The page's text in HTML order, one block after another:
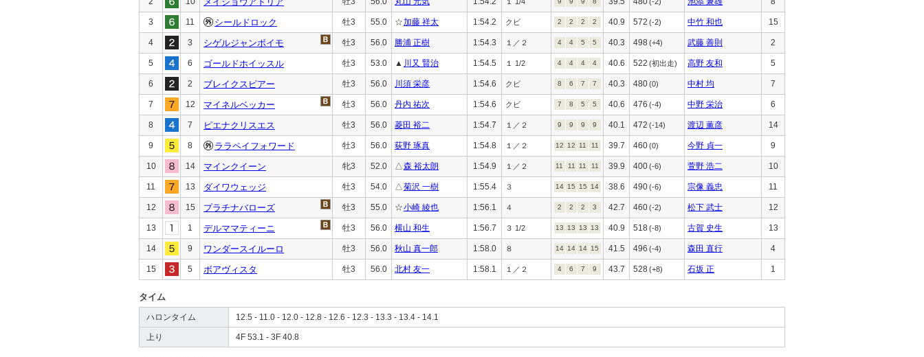
3 11 シールドロック 牡3 55.0 ☆加藤 祥太 1:54.2 クビ 2 2 2 2 40.9 572 (-2) 中竹 和也 15
4 3 シゲルジャンボイモ 牡3 56.0 勝浦 正樹 1:54.3 １／２ 4 4 5 5 40.3 498 (+4) 武藤 善則 2
5 6 ゴールドホイッスル 牡3 53.0 ▲ 川又 賢治 1:54.5 １ 1/2 4 4 4 4 40.6 522 (初出走) 高野 友和 5
6 2 ブレイクスピアー 牡3 56.0 川須 栄彦 1:54.6 クビ 8 6 7 7 40.3 480(0) 中村 均 7
7 12 マイネルベッカー 牡3 56.0 丹内 祐次 1:54.6 クビ 7 8 5 5 40.6 476 (-4) 中野 栄治 6
8 7 ピエナクリスエス 牡3 56.0 菱田 裕二 1:54.7 １／２ 9 9 9 9 40.1 472 (-14) 渡辺 薫彦 14
9 8 ララペイフォワード 牡3 56.0 荻野 琢真 1:54.8 １／２ 12 12 11 11 39.7 460(0) 今野 貞一 9
10 14 マインクイーン 牝3 52.0 △森 裕太朗 1:54.9 １／２ 11 11 11 11 39.9 400(-6) 萱野 浩二 10
11 13 ダイワウェッジ 牡3 54.0 △菊沢 一樹 1:55.4 ３ 14 15 15 14 38.6 490(-6) 宗像 義忠 11
12 15 プラチナバローズ 牡3 55.0 ☆小崎 綾也 1:56.1 ４ 2 2 2 3 42.7 460(-2) 松下 武士 12
13 1 デルママティーニ 牡3 56.0 横山 和生 1:56.7 ３ 1/2 13 13 13 13 40.9 518(-8) 古賀 史生 13
14 9 ワンダースイルーロ 牡3 56.0 秋山 真一郎 1:58.0 ８ 14 14 14 15 41.5 496 (-4) 森田 直行 4
15 5 ボアヴィスタ 牡3 56.0 北村 友一 1:58.1 １／２ 4 6 7 9 43.7 528(+8) 石坂 正 1
タイム
ハロンタイム 12.5 - 11.0 - 12.0 - 12.8 - 12.6 - 12.3 - 13.3 - 13.4 - 14.1
上り 4F 53.1 - 3F 40.8